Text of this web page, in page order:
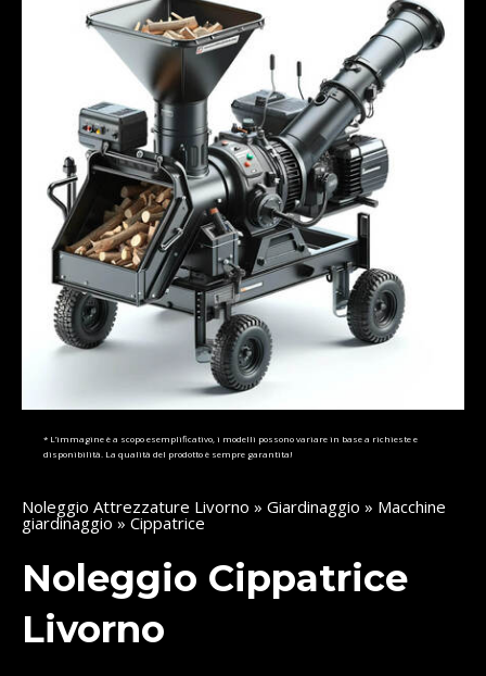
Noleggio Attrezzature Livorno » Giardinaggio » Macchine
giardinaggio » Cippatrice
Noleggio Cippatrice
Livorno
* L’immagine è a scopo esemplificativo, i modelli possono variare in base a richieste e
disponibilità. La qualità del prodotto è sempre garantita!